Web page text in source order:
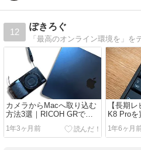
12
ぽきろぐ
カメラからMacへ取り込む
方法3選｜RICOH GRで解
説
1年3ヶ月前
【長期
K8 Proを
てのメカ
1年6ヶ月